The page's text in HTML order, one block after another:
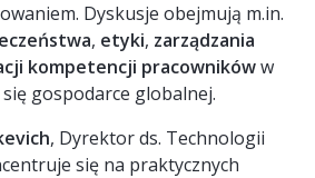
Dyskusje obejmują m.in.
, etyki, zarządzania
kompetencji pracownikóww
gospodarce globalnej.
, Dyrektor ds. Technologii
się na praktycznych